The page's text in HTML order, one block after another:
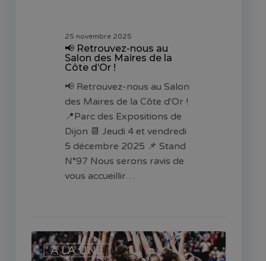
25 novembre 2025
📢 Retrouvez-nous au
Salon des Maires de la
Côte d’Or !
📢 Retrouvez-nous au Salon
des Maires de la Côte d'Or !
📍Parc des Expositions de
Dijon 📆 Jeudi 4 et vendredi
5 décembre 2025 📌 Stand
N°97 Nous serons ravis de
vous accueillir…
🔥
UneA LA UNE